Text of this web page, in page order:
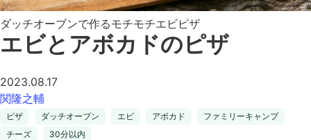
ダッチオーブンで作るモチモチエビピザ
エビとアボカドのピザ
2023.08.17
関隆之輔
ピザ ダッチオーブン エビ アボカド
ファミリーキャンプ
チーズ
30分以内